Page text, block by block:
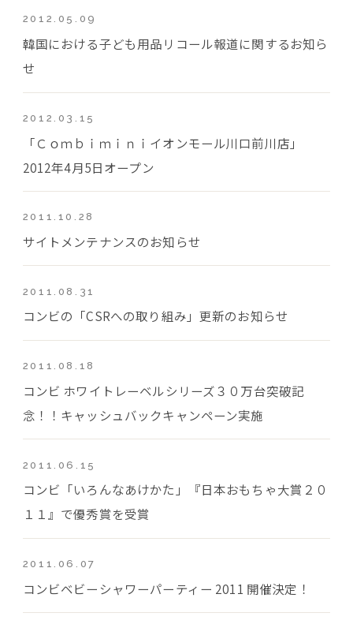
2012.05.09
韓国における子ども用品リコール報道に関するお知ら
せ
2012.03.15
「Ｃｏｍｂｉｍｉｎｉイオンモール川口前川店」
2012年4月5日オープン
2011.10.28
サイトメンテナンスのお知らせ
2011.08.31
コンビの「CSRへの取り組み」更新のお知らせ
2011.08.18
コンビ ホワイトレーベルシリーズ３０万台突破記
念！！キャッシュバックキャンペーン実施
2011.06.15
コンビ「いろんなあけかた」『日本おもちゃ大賞２０
１１』で優秀賞を受賞
2011.06.07
コンビベビーシャワーパーティー 2011 開催決定！